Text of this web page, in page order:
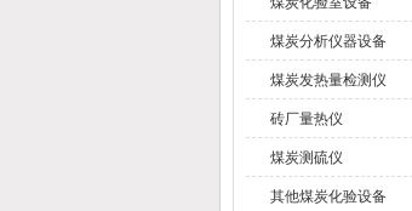
煤炭分析仪器设备
煤炭发热量检测仪
砖厂量热仪
煤炭测硫仪
其他煤炭化验设备